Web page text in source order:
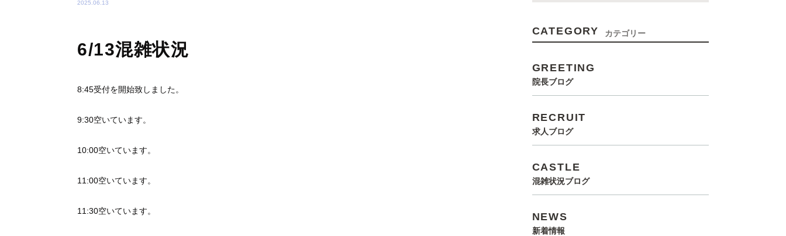
2025.06.13
6/13混雑状況
8:45受付を開始致しました。
9:30空いています。
10:00空いています。
11:00空いています。
11:30空いています。
CATEGORY カテゴリー
GREETING
院長ブログ
RECRUIT
求人ブログ
CASTLE
混雑状況ブログ
NEWS
新着情報